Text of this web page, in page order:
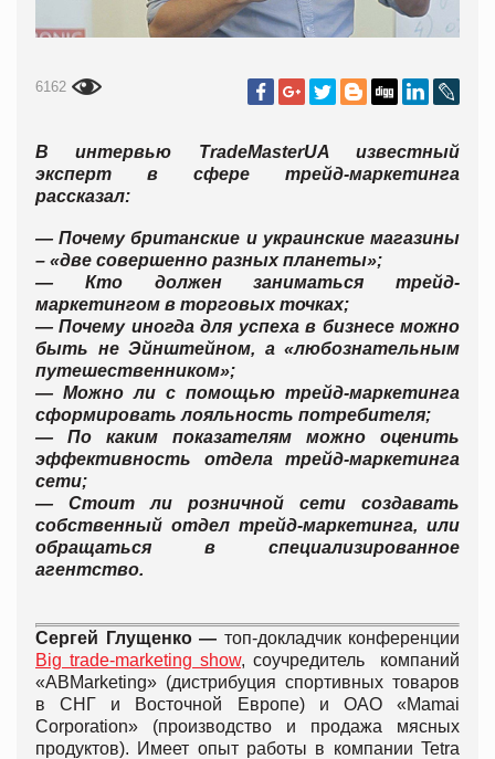
6162
В интервью TradeMasterUA известный
эксперт в сфере трейд-маркетинга
рассказал:
— Почему британские и украинские магазины
– «две совершенно разных планеты»;
— Кто должен заниматься трейд-
маркетингом в торговых точках;
— Почему иногда для успеха в бизнесе можно
быть не Эйнштейном, а «любознательным
путешественником»;
— Можно ли с помощью трейд-маркетинга
сформировать лояльность потребителя;
— По каким показателям можно оценить
эффективность отдела трейд-маркетинга
сети;
— Стоит ли розничной сети создавать
собственный отдел трейд-маркетинга, или
обращаться в специализированное
агентство.
Сергей Глущенко — топ-докладчик конференции
Big trade-marketing show, соучредитель компаний
«ABMarketing» (дистрибуция спортивных товаров
в СНГ и Восточной Европе) и ОАО «Mamai
Corporation» (производство и продажа мясных
продуктов). Имеет опыт работы в компании Tetra